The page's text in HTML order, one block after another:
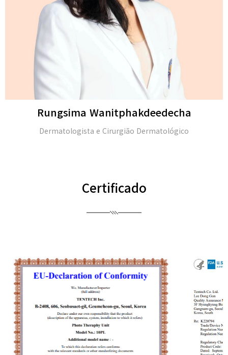
Rungsima Wanitphakdeedecha
Dermatologista e Cirurgião Dermatológico
Certificado